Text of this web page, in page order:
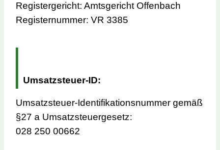
Registergericht: Amtsgericht Offenbach
Registernummer: VR 3385
Umsatzsteuer-ID:
Umsatzsteuer-Identifikationsnummer gemäß
§27 a Umsatzsteuergesetz:
028 250 00662